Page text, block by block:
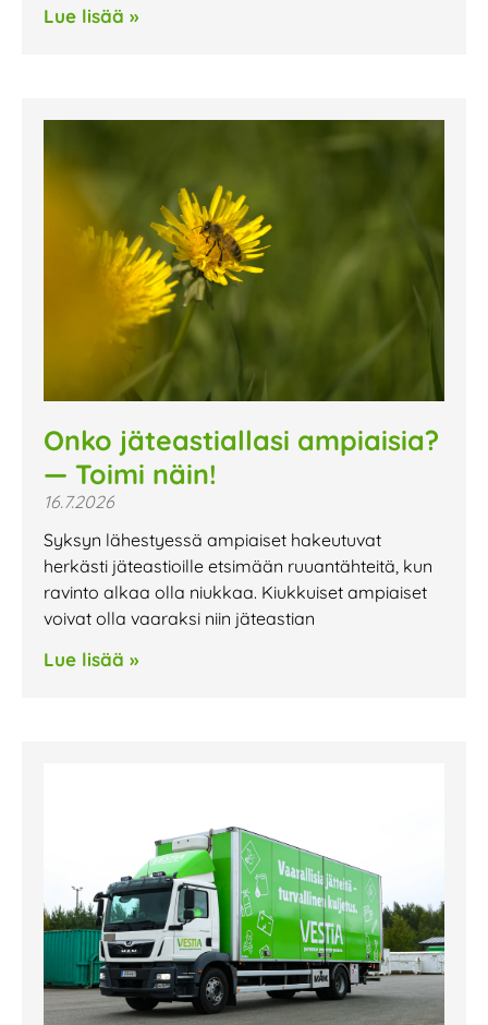
Lue lisää »
Onko jäteastiallasi ampiaisia?
— Toimi näin!
16.7.2026
Syksyn lähestyessä ampiaiset hakeutuvat
herkästi jäteastioille etsimään ruuantähteitä, kun
ravinto alkaa olla niukkaa. Kiukkuiset ampiaiset
voivat olla vaaraksi niin jäteastian
Lue lisää »